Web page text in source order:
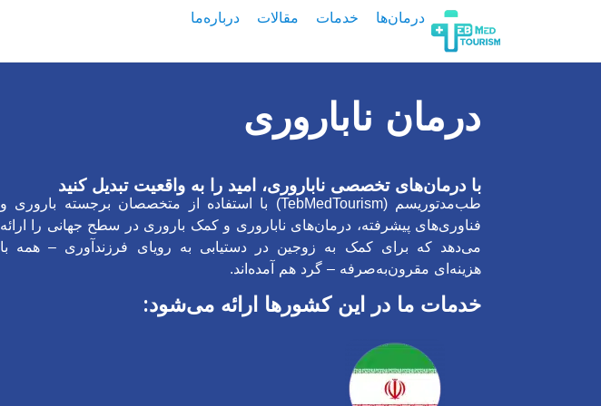
درمان‌ها خدمات مقالات درباره‌ما
درمان ناباروری
با درمان‌های تخصصی ناباروری، امید را به واقعیت تبدیل کنید
طب‌مدتوریسم (TebMedTourism) با استفاده از متخصصان برجسته باروری و
فناوری‌های پیشرفته، درمان‌های ناباروری و کمک باروری در سطح جهانی را ارائه
می‌دهد که برای کمک به زوجین در دستیابی به رویای فرزندآوری – همه با
هزینه‌ای مقرون‌به‌صرفه – گرد هم آمده‌اند.
خدمات ما در این کشورها ارائه می‌شود: